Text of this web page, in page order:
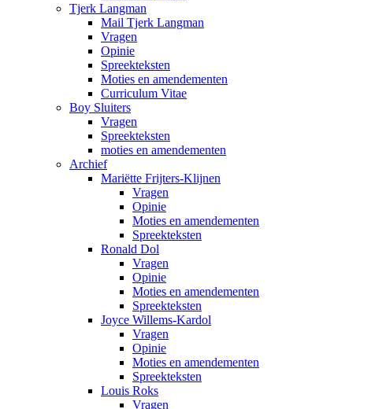
Tjerk Langman
Mail Tjerk Langman
Vragen
Opinie
Spreekteksten
Moties en amendementen
Curriculum Vitae
Boy Sluiters
Vragen
Spreekteksten
moties en amendementen
Archief
Mariëtte Frijters-Klijnen
Vragen
Opinie
Moties en amendementen
Spreekteksten
Ronald Dol
Vragen
Opinie
Moties en amendementen
Spreekteksten
Joyce Willems-Kardol
Vragen
Opinie
Moties en amendementen
Spreekteksten
Louis Roks
Vragen